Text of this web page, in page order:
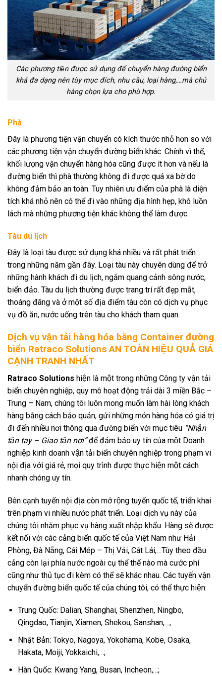
Các phương tiện được sử dụng để chuyển hàng đường biển
khá đa dạng nên tùy mục đích, nhu cầu, loại hàng,…mà chủ
hàng chọn lựa cho phù hợp.
Phà
Đây là phương tiện vận chuyển có kích thước nhỏ hơn so với
các phương tiện vận chuyển đường biển khác. Chính vì thế,
khối lượng vận chuyển hàng hóa cũng được ít hơn và nếu là
đường biển thì phà thường không đi được quá xa bờ do
không đảm bảo an toàn. Tuy nhiên ưu điểm của phà là diện
tích khá nhỏ nên có thể đi vào những địa hình hẹp, khó luồn
lách mà những phương tiện khác không thể làm được.
Tàu du lịch
Đây là loại tàu được sử dụng khá nhiều và rất phát triển
trong những năm gần đây. Loại tàu này chuyên dùng để trở
những hành khách đi du lịch, ngắm quang cảnh sông nước,
biển đảo. Tàu du lịch thường được trang trí rất đẹp mắt,
thoáng đãng và ở một số địa điểm tàu còn có dịch vụ phục
vụ đồ ăn, nước uống trên tàu cho khách tham quan.
Dịch vụ vận tải hàng hóa bằng Container đường
biển Ratraco Solutions AN TOÀN HIỆU QUẢ GIÁ
CẠNH TRANH NHẤT
Ratraco Solutions hiện là một trong những Công ty vận tải
biển chuyên nghiệp, quy mô hoạt động trải dài 3 miền Bắc –
Trung – Nam, chúng tôi luôn mong muốn làm hài lòng khách
hàng bằng cách bảo quản, gửi những món hàng hóa có giá trị
đi đến nhiều nơi thông qua đường biển với mục tiêu “Nhận
tận tay – Giao tận nơi”để đảm bảo uy tín của một Doanh
nghiệp kinh doanh vận tải biển chuyên nghiệp trong phạm vi
nội địa với giá rẻ, mọi quy trình được thực hiện một cách
nhanh chóng uy tín.
Bên cạnh tuyến nội địa còn mở rộng tuyến quốc tế, triển khai
trên phạm vi nhiều nước phát triển. Loại dịch vụ này của
chúng tôi nhằm phục vụ hàng xuất nhập khẩu. Hàng sẽ được
kết nối với các cảng biển quốc tế của Việt Nam như Hải
Phòng, Đà Nẵng, Cái Mép – Thị Vải, Cát Lái,…Tùy theo đầu
cảng còn lại phía nước ngoài cụ thể thế nào mà cước phí
cũng như thủ tục đi kèm có thể sẽ khác nhau. Các tuyến vận
chuyển đường biển quốc tế của chúng tôi, có thể thực hiện:
Trung Quốc: Dalian, Shanghai, Shenzhen, Ningbo,
Qingdao, Tianjin, Xiamen, Shekou, Sanshan,…;
Nhật Bản: Tokyo, Nagoya, Yokohama, Kobe, Osaka,
Hakata, Moiji, Yokkaichi,…;
Hàn Quốc: Kwang Yang, Busan, Incheon,…;